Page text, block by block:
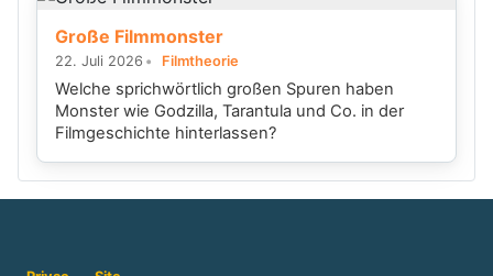
Große Filmmonster
22. Juli 2026 Filmtheorie
Welche sprichwörtlich großen Spuren haben
Monster wie Godzilla, Tarantula und Co. in der
Filmgeschichte hinterlassen?